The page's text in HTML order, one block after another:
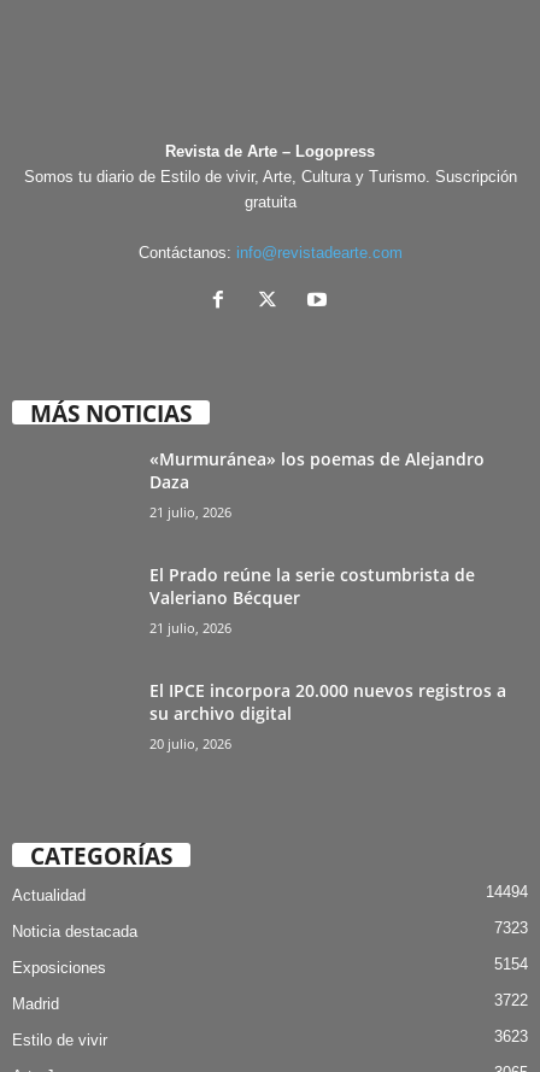
Revista de Arte – Logopress
Somos tu diario de Estilo de vivir, Arte, Cultura y Turismo. Suscripción
gratuita
Contáctanos: info@revistadearte.com
MÁS NOTICIAS
«Murmuránea» los poemas de Alejandro
Daza
21 julio, 2026
El Prado reúne la serie costumbrista de
Valeriano Bécquer
21 julio, 2026
El IPCE incorpora 20.000 nuevos registros a
su archivo digital
20 julio, 2026
CATEGORÍAS
Actualidad 14494
Noticia destacada 7323
Exposiciones 5154
Madrid 3722
Estilo de vivir 3623